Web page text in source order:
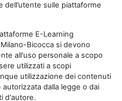
sulle piattaforme
E-Learning
Bicocca si devono
all'uso personale a scopo
utilizzati a scopi
utilizzazione dei contenuti
dalla legge o dai
d'autore.